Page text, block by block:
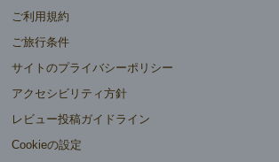
ご利用規約
ご旅行条件
サイトのプライバシーポリシー
アクセシビリティ方針
レビュー投稿ガイドライン
Cookieの設定